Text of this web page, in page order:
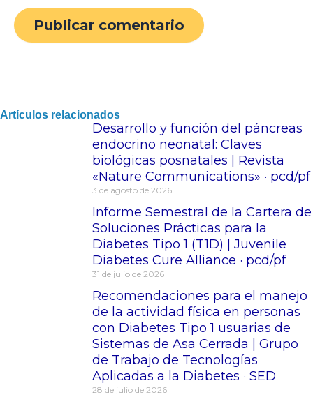
Artículos relacionados
Desarrollo y función del páncreas
endocrino neonatal: Claves
biológicas posnatales | Revista
«Nature Communications» · pcd/pf
3 de agosto de 2026
Informe Semestral de la Cartera de
Soluciones Prácticas para la
Diabetes Tipo 1 (T1D) | Juvenile
Diabetes Cure Alliance · pcd/pf
31 de julio de 2026
Recomendaciones para el manejo
de la actividad física en personas
con Diabetes Tipo 1 usuarias de
Sistemas de Asa Cerrada | Grupo
de Trabajo de Tecnologías
Aplicadas a la Diabetes · SED
28 de julio de 2026